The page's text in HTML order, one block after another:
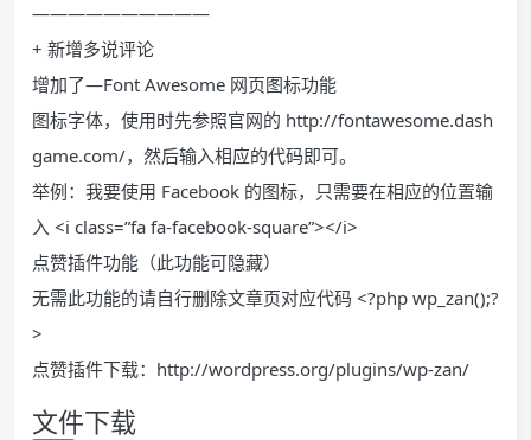
——————————
+ 新增多说评论
增加了—Font Awesome 网页图标功能
图标字体，使用时先参照官网的 http://fontawesome.dash
game.com/，然后输入相应的代码即可。
举例：我要使用 Facebook 的图标，只需要在相应的位置输
入 <i class=”fa fa-facebook-square”></i>
点赞插件功能（此功能可隐藏）
无需此功能的请自行删除文章页对应代码 <?php wp_zan();?
>
点赞插件下载：http://wordpress.org/plugins/wp-zan/
文件下载